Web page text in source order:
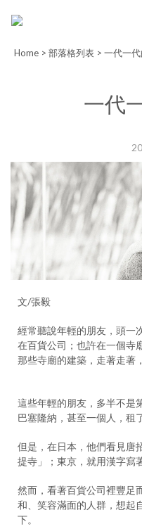
Home > 部落格列表 > 一代一
一代
文/張毅
經常聽說年輕的朋友，頭一
在百貨公司；也許在一個寺
那些寺廟的建築，走著走著
這些年輕的朋友，多半不是
巴塞隆納，甚至一個人，租
但是，在日本，他們看見唐
提寺」；東京，就用漢字寫
然而，看著百貨公司裡豐足
和、笑容滿面的人群，想起
下。